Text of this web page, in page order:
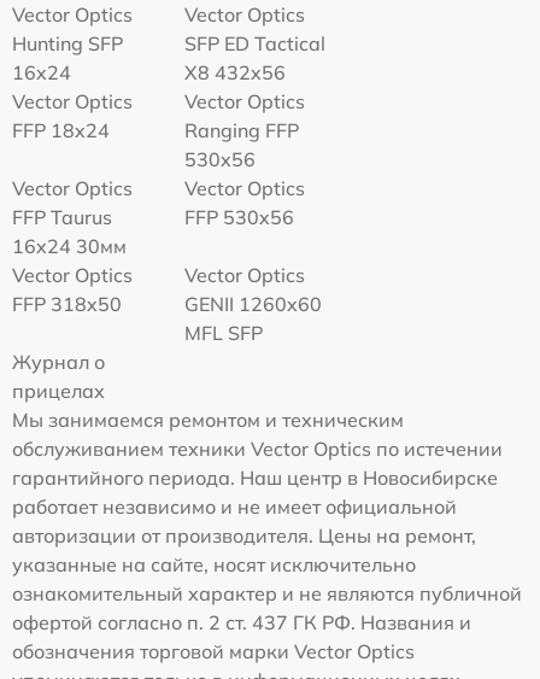
Vector Optics
Hunting SFP
16x24
Vector Optics
SFP ED Tactical
X8 432x56
Vector Optics
FFP 18x24
Vector Optics
Ranging FFP
530x56
Vector Optics
FFP Taurus
16x24 30мм
Vector Optics
FFP 530x56
Vector Optics
FFP 318x50
Vector Optics
GENII 1260x60
MFL SFP
Журнал о
прицелах
Мы занимаемся ремонтом и техническим
обслуживанием техники Vector Optics по истечении
гарантийного периода. Наш центр в Новосибирске
работает независимо и не имеет официальной
авторизации от производителя. Цены на ремонт,
указанные на сайте, носят исключительно
ознакомительный характер и не являются публичной
офертой согласно п. 2 ст. 437 ГК РФ. Названия и
обозначения торговой марки Vector Optics